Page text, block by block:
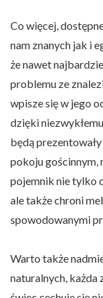
Co więcej,
nam znanych jak i
że nawet
problemu ze
wpisze się w jego
dzięki
będą
pokoju gościnnym,
pojemnik nie tylko
ale także chroni
spowodowanymi
Warto także
naturalnych,